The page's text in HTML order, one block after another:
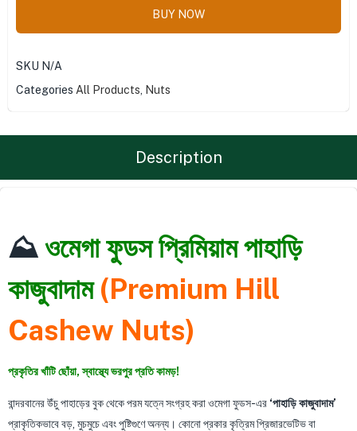
BUY NOW
SKU N/A
Categories All Products, Nuts
Description
⛰️ওমেগা ফুডস প্রিমিয়াম পাহাড়ি
কাজুবাদাম (Premium Hill
Cashew Nuts)
প্রকৃতির খাঁটি ছোঁয়া, স্বাস্থ্যে ভরপুর প্রতি কামড়!
বান্দরবানের উঁচু পাহাড়ের বুক থেকে পরম যত্নে সংগ্রহ করা ওমেগা ফুডস-এর ‘পাহাড়ি কাজুবাদাম’
প্রাকৃতিকভাবে বড়, মুচমুচে এবং পুষ্টিগুণে অনন্য। কোনো প্রকার কৃত্রিম প্রিজারভেটিভ বা